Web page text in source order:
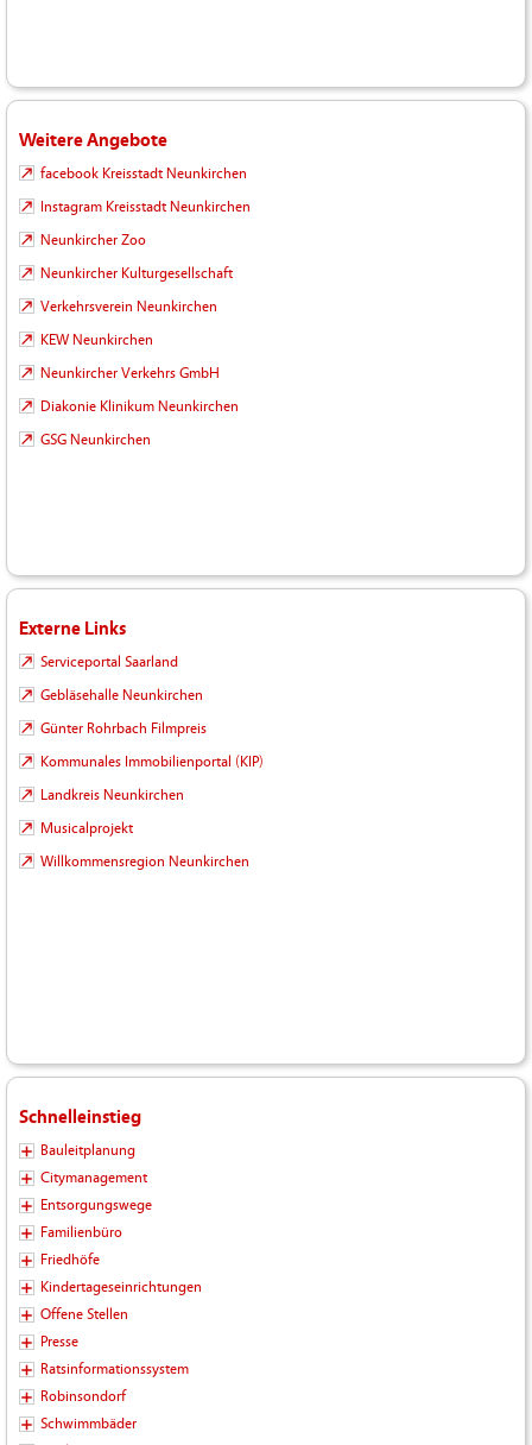
Weitere Angebote
facebook Kreisstadt Neunkirchen
Instagram Kreisstadt Neunkirchen
Neunkircher Zoo
Neunkircher Kulturgesellschaft
Verkehrsverein Neunkirchen
KEW Neunkirchen
Neunkircher Verkehrs GmbH
Diakonie Klinikum Neunkirchen
GSG Neunkirchen
Externe Links
Serviceportal Saarland
Gebläsehalle Neunkirchen
Günter Rohrbach Filmpreis
Kommunales Immobilienportal (KIP)
Landkreis Neunkirchen
Musicalprojekt
Willkommensregion Neunkirchen
Schnelleinstieg
Bauleitplanung
Citymanagement
Entsorgungswege
Familienbüro
Friedhöfe
Kindertageseinrichtungen
Offene Stellen
Presse
Ratsinformationssystem
Robinsondorf
Schwimmbäder